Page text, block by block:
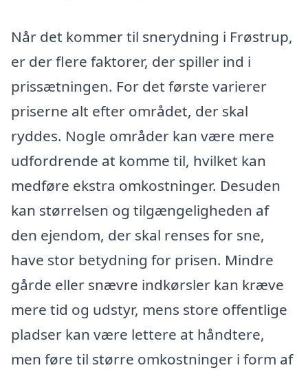
Når det kommer til snerydning i Frøstrup,
er der flere faktorer, der spiller ind i
prissætningen. For det første varierer
priserne alt efter området, der skal
ryddes. Nogle områder kan være mere
udfordrende at komme til, hvilket kan
medføre ekstra omkostninger. Desuden
kan størrelsen og tilgængeligheden af
den ejendom, der skal renses for sne,
have stor betydning for prisen. Mindre
gårde eller snævre indkørsler kan kræve
mere tid og udstyr, mens store offentlige
pladser kan være lettere at håndtere,
men føre til større omkostninger i form af